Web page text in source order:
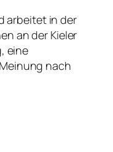
arbeitet in der
an der Kieler
eine
nach